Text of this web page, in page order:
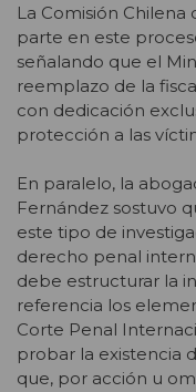
La Comisión
parte en este
señalando que el
reemplazo de la
con dedicación
protección a las
En paralelo, la
Fernández sostuvo
este tipo de
derecho penal
debe estructurar la
referencia los
Corte Penal
probar la existencia
que, por acción u